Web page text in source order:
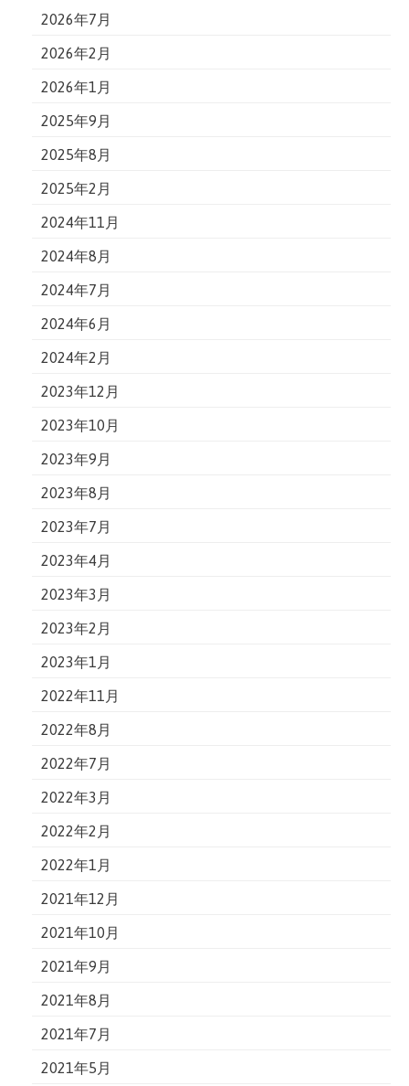
2026年7月
2026年2月
2026年1月
2025年9月
2025年8月
2025年2月
2024年11月
2024年8月
2024年7月
2024年6月
2024年2月
2023年12月
2023年10月
2023年9月
2023年8月
2023年7月
2023年4月
2023年3月
2023年2月
2023年1月
2022年11月
2022年8月
2022年7月
2022年3月
2022年2月
2022年1月
2021年12月
2021年10月
2021年9月
2021年8月
2021年7月
2021年5月